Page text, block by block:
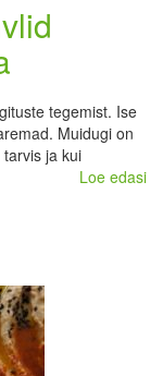
tegemist. Ise
Muidugi on
ja kui
Loe edasi